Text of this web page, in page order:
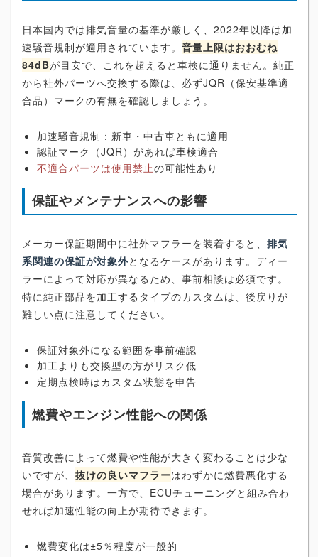
日本国内では排気音量の基準が厳しく、2022年以降は加
速騒音規制が適用されています。 音量上限はおおむね
84dBが目安で、これを超えると車検に通りません。純正
から社外パーツへ交換する際は、必ずJQR（保安基準適
合品）マークの有無を確認しましょう。
加速騒音規制：新車・中古車ともに適用
認証マーク（JQR）があれば車検適合
不適合パーツは使用禁止の可能性あり
保証やメンテナンスへの影響
メーカー保証期間中に社外マフラーを装着すると、 排気
系関連の保証が対象外となるケースがあります。ディー
ラーによって対応が異なるため、事前相談は必須です。
特に純正部品を加工するタイプのカスタムは、後戻りが
難しい点に注意してください。
保証対象外になる範囲を事前確認
加工よりも交換型の方がリスク低
定期点検時はカスタム状態を申告
燃費やエンジン性能への関係
音質改善によって燃費や性能が大きく変わることは少な
いですが、 抜けの良いマフラーはわずかに燃費悪化する
場合があります。一方で、ECUチューニングと組み合わ
せれば加速性能の向上が期待できます。
燃費変化は±5％程度が一般的